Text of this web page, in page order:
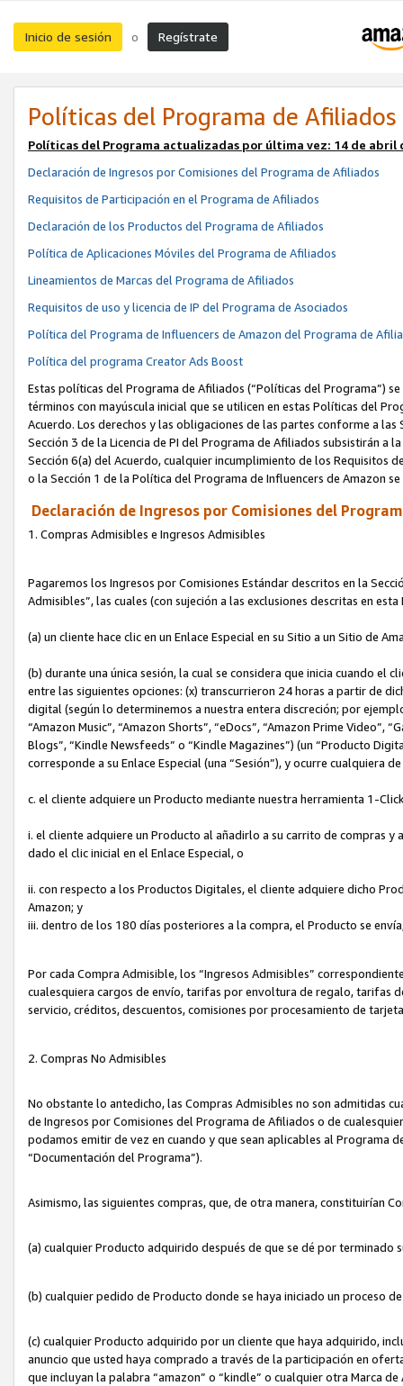
Inicio de sesión o Regístrate
Políticas del Programa de Afiliados
Políticas del Programa actualizadas por última vez: 14 de abril
Declaración de Ingresos por Comisiones del Programa de Afiliados
Requisitos de Participación en el Programa de Afiliados
Declaración de los Productos del Programa de Afiliados
Política de Aplicaciones Móviles del Programa de Afiliados
Lineamientos de Marcas del Programa de Afiliados
Requisitos de uso y licencia de IP del Programa de Asociados
Política del Programa de Influencers de Amazon del Programa de
Política del programa Creator Ads Boost
Estas políticas del Programa de Afiliados (“Políticas del Programa”)
términos con mayúscula inicial que se utilicen en estas Políticas del
Acuerdo. Los derechos y las obligaciones de las partes conforme a
Sección 3 de la Licencia de PI del Programa de Afiliados subsistirán
Sección 6(a) del Acuerdo, cualquier incumplimiento de los Requisitos
o la Sección 1 de la Política del Programa de Influencers de Amazon
Declaración de Ingresos por Comisiones del
1. Compras Admisibles e Ingresos Admisibles
Pagaremos los Ingresos por Comisiones Estándar descritos en la
Admisibles”, las cuales (con sujeción a las exclusiones descritas en
(a) un cliente hace clic en un Enlace Especial en su Sitio a un Sitio de
(b) durante una única sesión, la cual se considera que inicia cuando el
entre las siguientes opciones: (x) transcurrieron 24 horas a partir de
digital (según lo determinemos a nuestra entera discreción; por
“Amazon Music”, “Amazon Shorts”, “eDocs”, “Amazon Prime Video”,
Blogs”, “Kindle Newsfeeds” o “Kindle Magazines”) (un “Producto
corresponde a su Enlace Especial (una “Sesión”), y ocurre cualquiera
c. el cliente adquiere un Producto mediante nuestra herramienta 1-
i. el cliente adquiere un Producto al añadirlo a su carrito de compras
dado el clic inicial en el Enlace Especial, o
ii. con respecto a los Productos Digitales, el cliente adquiere dicho
Amazon; y
iii. dentro de los 180 días posteriores a la compra, el Producto se
Por cada Compra Admisible, los “Ingresos Admisibles”
cualesquiera cargos de envío, tarifas por envoltura de regalo, tarifas
servicio, créditos, descuentos, comisiones por procesamiento de
2. Compras No Admisibles
No obstante lo antedicho, las Compras Admisibles no son admitidas
de Ingresos por Comisiones del Programa de Afiliados o de
podamos emitir de vez en cuando y que sean aplicables al Programa
“Documentación del Programa”).
Asimismo, las siguientes compras, que, de otra manera, constituirían
(a) cualquier Producto adquirido después de que se dé por terminado
(b) cualquier pedido de Producto donde se haya iniciado un proceso
(c) cualquier Producto adquirido por un cliente que haya adquirido,
anuncio que usted haya comprado a través de la participación en
que incluyan la palabra “amazon” o “kindle” o cualquier otra Marca